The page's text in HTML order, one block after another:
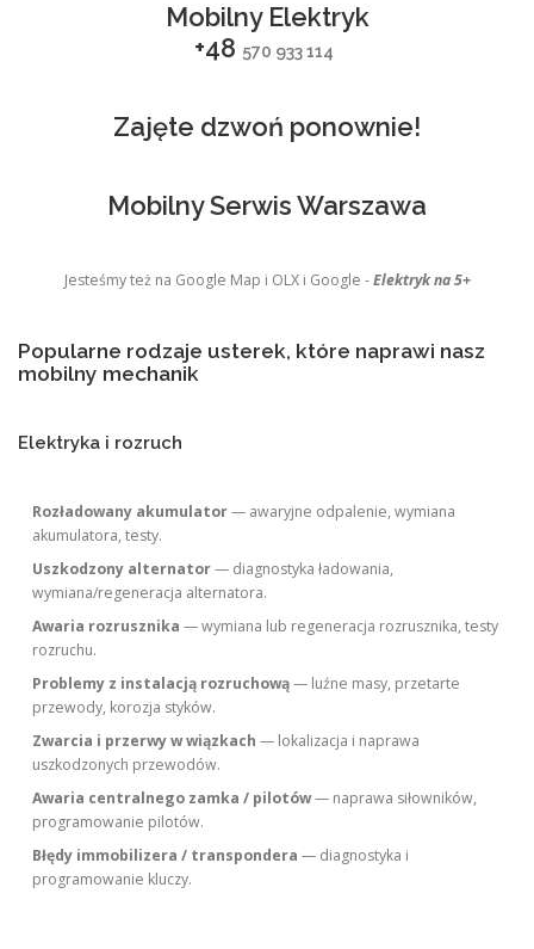
Mobilny Elektryk
+48 570 933 114
Zajęte dzwoń ponownie!
Mobilny Serwis Warszawa
Jesteśmy też na Google Map i OLX i Google -Elektryk na 5+
Popularne rodzaje usterek, które naprawi nasz
mobilny mechanik
Elektryka i rozruch
Rozładowany akumulator— awaryjne odpalenie, wymiana
akumulatora, testy.
Uszkodzony alternator— diagnostyka ładowania,
wymiana/regeneracja alternatora.
Awaria rozrusznika — wymiana lub regeneracja rozrusznika, testy
rozruchu.
Problemy z instalacją rozruchową— luźne masy, przetarte
przewody, korozja styków.
Zwarcia i przerwy w wiązkach — lokalizacja i naprawa
uszkodzonych przewodów.
Awaria centralnego zamka / pilotów— naprawa siłowników,
programowanie pilotów.
Błędy immobilizera / transpondera — diagnostyka i
programowanie kluczy.